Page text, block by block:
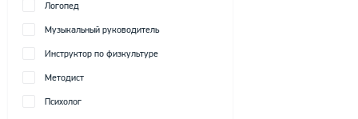
Логопед
Музыкальный руководитель
Инструктор по физкультуре
Методист
Психолог